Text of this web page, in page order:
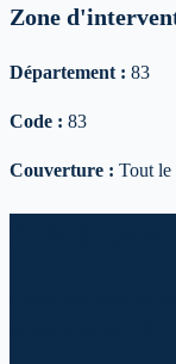
Zone
Département : 83
Code : 83
Couverture : Tout le